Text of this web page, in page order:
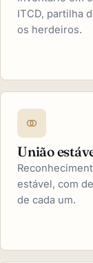
ITCD, partilha
os herdeiros.
União
estável, com
de cada um.